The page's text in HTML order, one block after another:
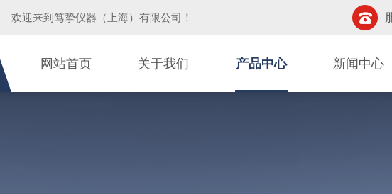
欢迎来到 笃挚仪器（上海）有限公司 ！
网站首页 关于我们 产品中心 新闻中心